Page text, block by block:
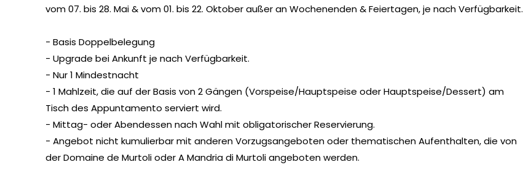
vom 07. bis 28. Mai & vom 01. bis 22. Oktober außer an Wochenenden & Feiertagen, je nach Verfügbarkeit.
- Basis Doppelbelegung
- Upgrade bei Ankunft je nach Verfügbarkeit.
- Nur 1 Mindestnacht
- 1 Mahlzeit, die auf der Basis von 2 Gängen (Vorspeise/Hauptspeise oder Hauptspeise/Dessert) am
Tisch des Appuntamento serviert wird.
- Mittag- oder Abendessen nach Wahl mit obligatorischer Reservierung.
- Angebot nicht kumulierbar mit anderen Vorzugsangeboten oder thematischen Aufenthalten, die von
der Domaine de Murtoli oder A Mandria di Murtoli angeboten werden.